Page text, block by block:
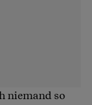
niemand so